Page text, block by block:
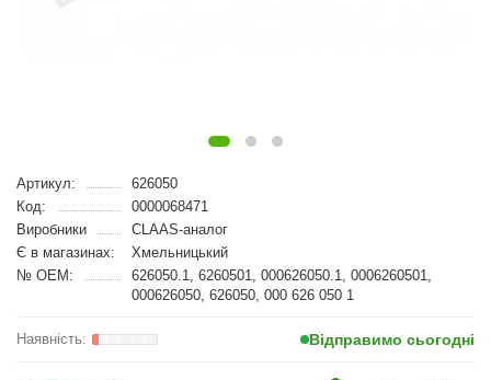
Артикул:
626050
Код:
0000068471
Виробники
CLAAS-аналог
Є в магазинах:
Хмельницький
№ OEM:
626050.1, 6260501, 000626050.1, 0006260501,
000626050, 626050, 000 626 050 1
Відправимо сьогодні